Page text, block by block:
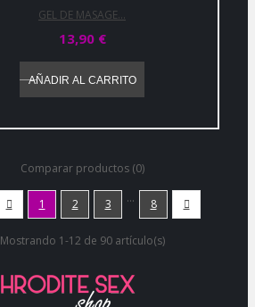
GEL DE MASAGE...
13,90 €
AÑADIR AL CARRITO
Comparar productos (0)
 1 2 3 … 8 
Mostrando 1-12 de 90 artículo(s)